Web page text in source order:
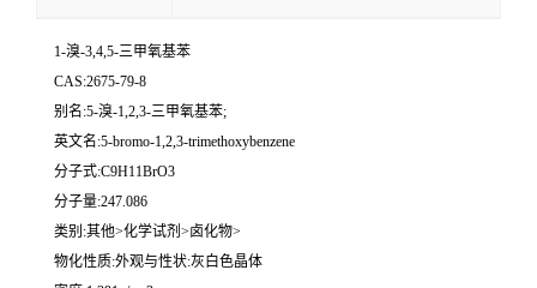
1-溴-3,4,5-三甲氧基苯
CAS:2675-79-8
别名:5-溴-1,2,3-三甲氧基苯;
英文名:5-bromo-1,2,3-trimethoxybenzene
分子式:C9H11BrO3
分子量:247.086
类别:其他>化学试剂>卤化物>
物化性质:外观与性状:灰白色晶体